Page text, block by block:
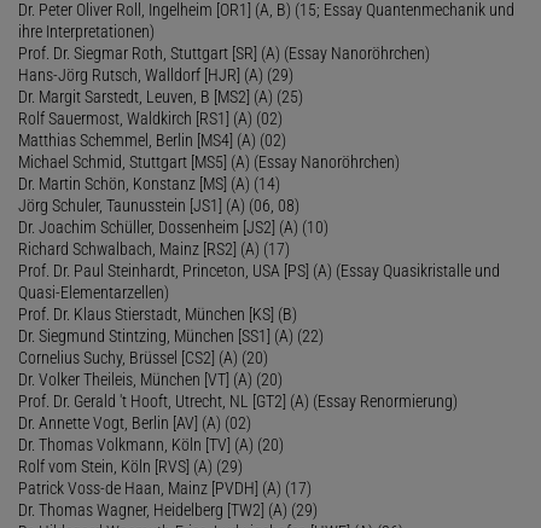
Dr. Peter Oliver Roll, Ingelheim [OR1] (A, B) (15; Essay Quantenmechanik und
ihre Interpretationen)
Prof. Dr. Siegmar Roth, Stuttgart [SR] (A) (Essay Nanoröhrchen)
Hans-Jörg Rutsch, Walldorf [HJR] (A) (29)
Dr. Margit Sarstedt, Leuven, B [MS2] (A) (25)
Rolf Sauermost, Waldkirch [RS1] (A) (02)
Matthias Schemmel, Berlin [MS4] (A) (02)
Michael Schmid, Stuttgart [MS5] (A) (Essay Nanoröhrchen)
Dr. Martin Schön, Konstanz [MS] (A) (14)
Jörg Schuler, Taunusstein [JS1] (A) (06, 08)
Dr. Joachim Schüller, Dossenheim [JS2] (A) (10)
Richard Schwalbach, Mainz [RS2] (A) (17)
Prof. Dr. Paul Steinhardt, Princeton, USA [PS] (A) (Essay Quasikristalle und
Quasi-Elementarzellen)
Prof. Dr. Klaus Stierstadt, München [KS] (B)
Dr. Siegmund Stintzing, München [SS1] (A) (22)
Cornelius Suchy, Brüssel [CS2] (A) (20)
Dr. Volker Theileis, München [VT] (A) (20)
Prof. Dr. Gerald 't Hooft, Utrecht, NL [GT2] (A) (Essay Renormierung)
Dr. Annette Vogt, Berlin [AV] (A) (02)
Dr. Thomas Volkmann, Köln [TV] (A) (20)
Rolf vom Stein, Köln [RVS] (A) (29)
Patrick Voss-de Haan, Mainz [PVDH] (A) (17)
Dr. Thomas Wagner, Heidelberg [TW2] (A) (29)